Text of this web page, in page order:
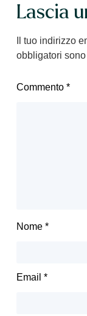
Lascia
Il tuo indirizzo
obbligatori
Commento *
Nome *
Email *